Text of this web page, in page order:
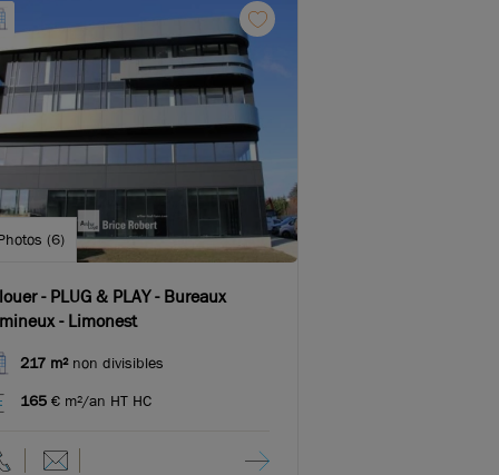
(6)
- PLUG & PLAY - Bureaux
- Limonest
217 m²non divisibles
165 € m²/an HT HC